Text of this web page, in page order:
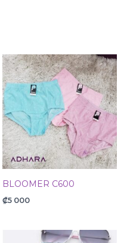
BLOOMER C600
₡5 000